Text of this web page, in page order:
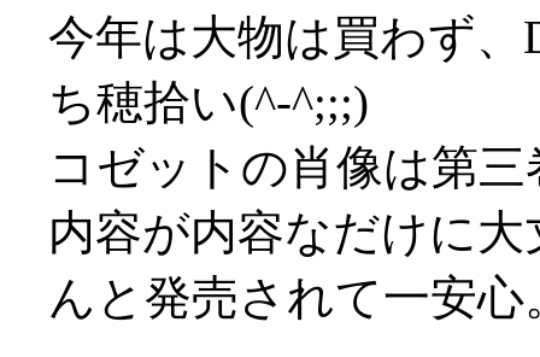
今年は大物は買わず
ち穂拾い(^-^;;;)
コゼットの肖像は第
内容が内容なだけに
んと発売されて一安心